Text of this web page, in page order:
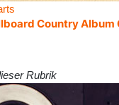
Country
Rubrik